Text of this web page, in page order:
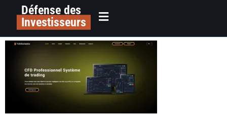
principalDéfense des
Investisseurs
alerte arnaque trading tximarkets
colman avocats